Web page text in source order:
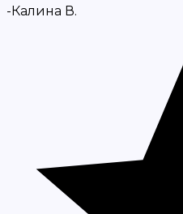
-Калина В.